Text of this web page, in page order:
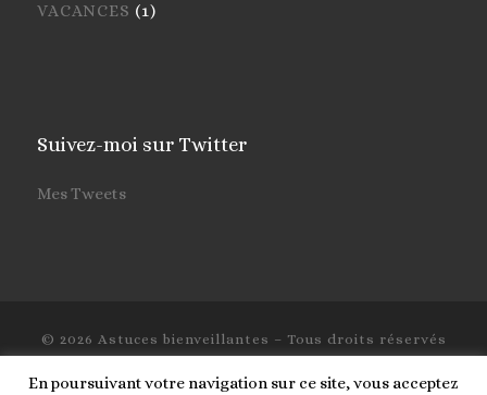
VACANCES (1)
Suivez-moi sur Twitter
Mes Tweets
© 2026 Astuces bienveillantes – Tous droits réservés
En poursuivant votre navigation sur ce site, vous acceptez